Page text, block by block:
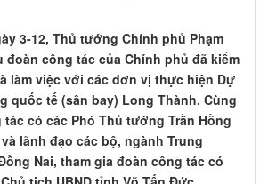
3-12, Thủ tướng Chính phủ Phạm
đoàn công tác của Chính phủ đã kiểm
làm việc với các đơn vị thực hiện Dự
quốc tế (sân bay) Long Thành. Cùng
có các Phó Thủ tướng Trần Hồng
lãnh đạo các bộ, ngành Trung
Nai, tham gia đoàn công tác có